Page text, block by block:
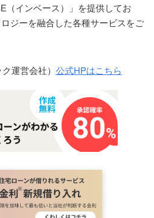
（インベース）」を提供してお
ジーを融合した各種サービスをご
運営会社） 公式HPはこちら